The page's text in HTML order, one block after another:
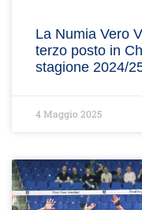
La Numia Vero
terzo posto in
stagione 2024/
4 Maggio 2025